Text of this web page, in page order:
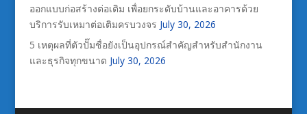
ออกแบบก่อสร้างต่อเติม เพื่อยกระดับบ้านและอาคารด้วย
บริการรับเหมาต่อเติมครบวงจร July 30, 2026
5 เหตุผลที่ตัวปั๊มชื่อยังเป็นอุปกรณ์สำคัญสำหรับสำนักงาน
และธุรกิจทุกขนาด July 30, 2026